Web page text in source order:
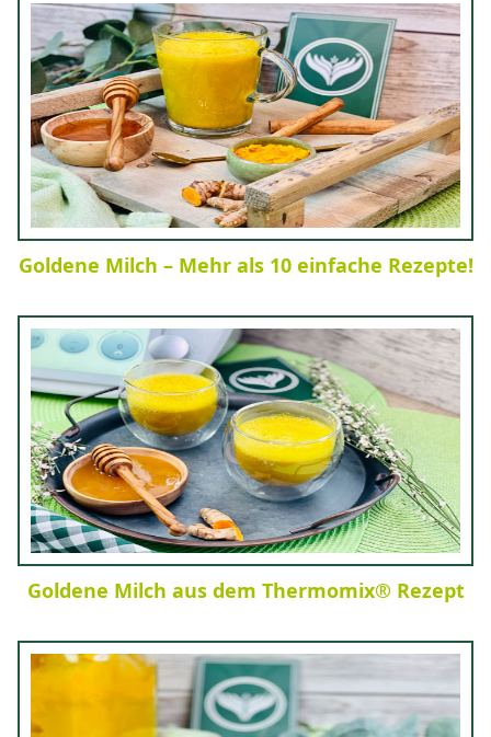
Goldene Milch – Mehr als 10 einfache Rezepte!
Goldene Milch aus dem Thermomix® Rezept